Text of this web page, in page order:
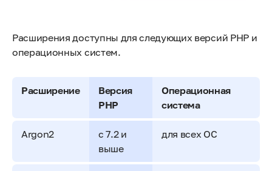
Расширения доступны для следующих версий PHP и
операционных систем.
Расширение
Версия
PHP
Операционная
система
Argon2
с 7.2 и
выше
для всех ОС